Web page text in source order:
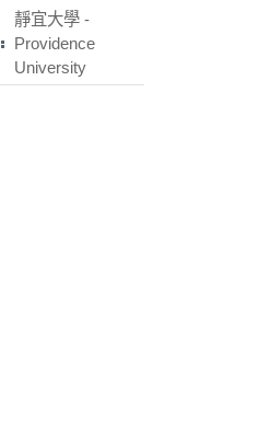
靜宜大學 -
Providence
University